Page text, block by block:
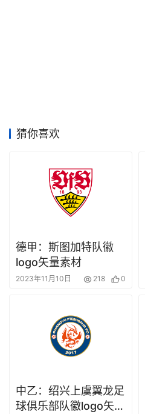
猜你喜欢
德甲：斯图加特队徽
logo矢量素材
2023年11月10日 218 0
中乙：绍兴上虞翼龙足
球俱乐部队徽logo矢量